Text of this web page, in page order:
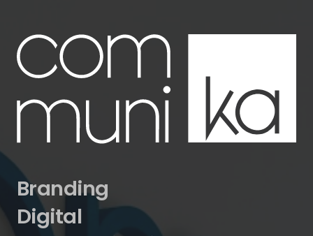
Branding
Digital